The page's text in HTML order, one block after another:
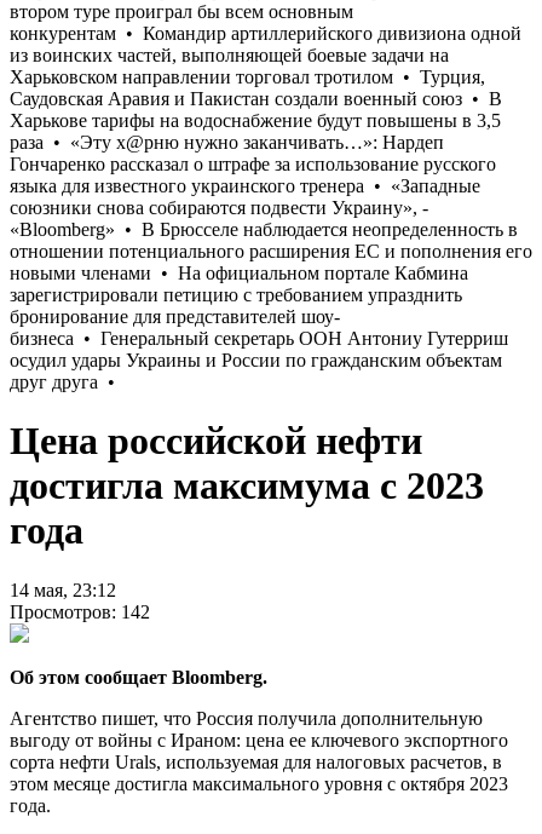
Цена российской нефти
достигла максимума с 2023
года
14 мая, 23:12
Просмотров: 142
Об этом сообщает Bloomberg.
Агентство пишет, что Россия получила дополнительную
выгоду от войны с Ираном: цена ее ключевого экспортного
сорта нефти Urals, используемая для налоговых расчетов, в
этом месяце достигла максимального уровня с октября 2023
года.